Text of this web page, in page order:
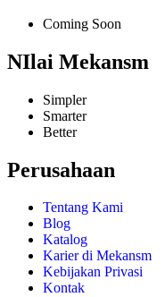
Coming Soon
NIlai Mekansm
Simpler
Smarter
Better
Perusahaan
Tentang Kami
Blog
Katalog
Karier di Mekansm
Kebijakan Privasi
Kontak